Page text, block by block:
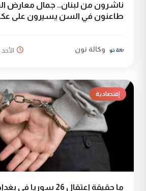
ناشرون من لبنان.. جمال معارض
طاعنون في السن يسيرون على عكاز
وكالة نون الأحد 14 ايلول 2025
إقتصادية
ما حقيقة اعتقال 26 سوريا في بغداد؟